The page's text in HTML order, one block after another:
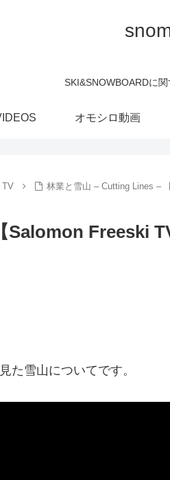
SKI&SNOWBOARDに
オモシロ動画
TV
林業と雪山 – Cutting Lines –
Freeski TV
た雪山についてです。